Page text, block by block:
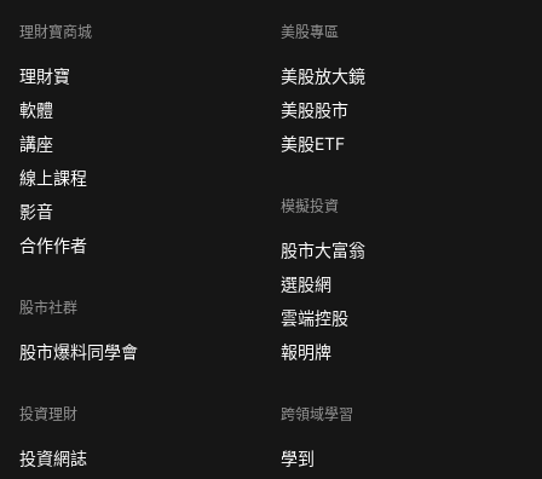
理財寶商城
理財寶
軟體
講座
線上課程
影音
合作作者
股市社群
股市爆料同學會
投資理財
投資網誌
美股專區
美股放大鏡
美股股市
美股ETF
模擬投資
股市大富翁
選股網
雲端控股
報明牌
跨領域學習
學到